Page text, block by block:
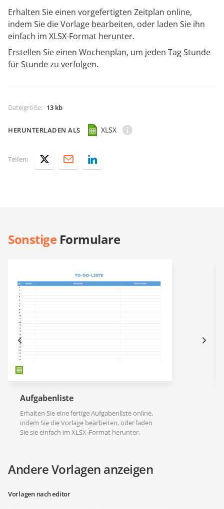
Erhalten Sie einen vorgefertigten Zeitplan online,
indem Sie die Vorlage bearbeiten, oder laden Sie ihn
einfach im XLSX-Format herunter.
Erstellen Sie einen Wochenplan, um jeden Tag Stunde
für Stunde zu verfolgen.
Dateigröße: 13 kb
HERUNTERLADEN ALS XLSX
Teilen:
SonstigeFormulare
Aufgabenliste
Erhalten Sie eine fertige Aufgabenliste online,
indem Sie die Vorlage bearbeiten, oder laden
Sie sie einfach im XLSX-Format herunter.
Andere Vorlagen anzeigen
Vorlagen nach editor